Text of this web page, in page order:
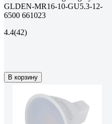
GLDEN-MR16-10-GU5.3-12-
6500 661023
4.4(42)
В корзину